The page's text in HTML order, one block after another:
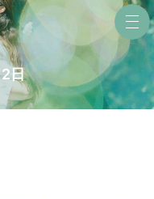
日